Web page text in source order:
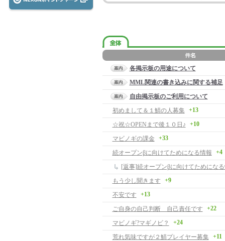
各掲示板の用途について
MML関連の書き込みに関する補足
自由掲示板のご利用について
初めまして＆１鯖の人募集
+13
☆祝☆OPENまで後１０日♪ +10
マビノギの課金 +33
続オープンβに向けてためになる情報 +4
[返事]続オープンβに向けてためにな
もう少し聞きます
+9
不安です +13
ご自身の自己判断 自己責任です +22
マビノギ?マギノビ？ +24
荒れ気味ですが２鯖プレイヤー募集 +11